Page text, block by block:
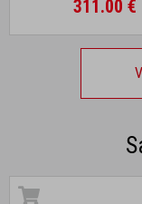
311.00 €